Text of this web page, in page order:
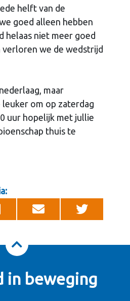
helft van de
goed alleen hebben
helaas niet meer goed
verloren we de wedstrijd
maar
om op zaterdag
uur hopelijk met jullie
thuis te
in beweging